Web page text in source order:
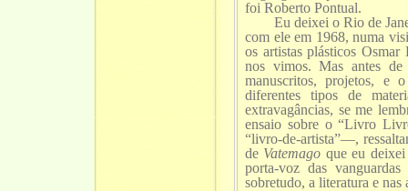
foi Roberto Pontual.
Eu deixei o Rio de
com ele em 1968, numa
os artistas plásticos
nos vimos. Mas antes
manuscritos, projetos, e
diferentes tipos de
extravagâncias, se me
ensaio sobre o “Livro
“livro-de-artista”—,
de Vatemago que eu
porta-voz das
sobretudo, a literatura e